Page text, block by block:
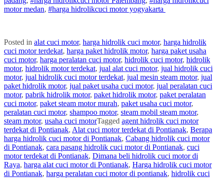
motormedan, #harga hidrolikcuci motoryogyakarta
Posted in alat cuci motor, harga hidrolik cuci motor, harga hidrolik
cuci motor terdekat, harga paket hidrolik motor, harga paket usaha
cuci motor, harga peralatan cuci motor, hidrolik cuci motor, hidrolik
motor, hidrolik motor terdekat, jual alat cuci motor, jual hidrolik cuci
motor, jual hidrolik cuci motor terdekat, jual mesin steam motor, jual
paket hidrolik motor, jual paket usaha cuci motor, jual peralatan cuci
motor, pabrik hidrolik motor, paket hidrolik motor, paket peralatan
cuci motor, paket steam motor murah, paket usaha cuci motor,
peralatan cuci motor, shampoo motor, steam mobil steam motor,
steam motor, usaha cuci motorTagged agent hidrolik cuci motor
terdekat di Pontianak, Alat cuci motor terdekat di Pontianak, Berapa
harga hidrolik cuci motor di Pontianak, Cabang hidrolik cuci motor
di Pontianak, cara pasang hidrolik cuci motor di Pontianak, cuci
motor terdekat di Pontianak, Dimana beli hidrolik cuci motor di
Raya, harga alat cuci motor di Pontianak, Harga hidrolik cuci motor
di Pontianak, harga peralatan cuci motor di pontianak, hidrolik cuci